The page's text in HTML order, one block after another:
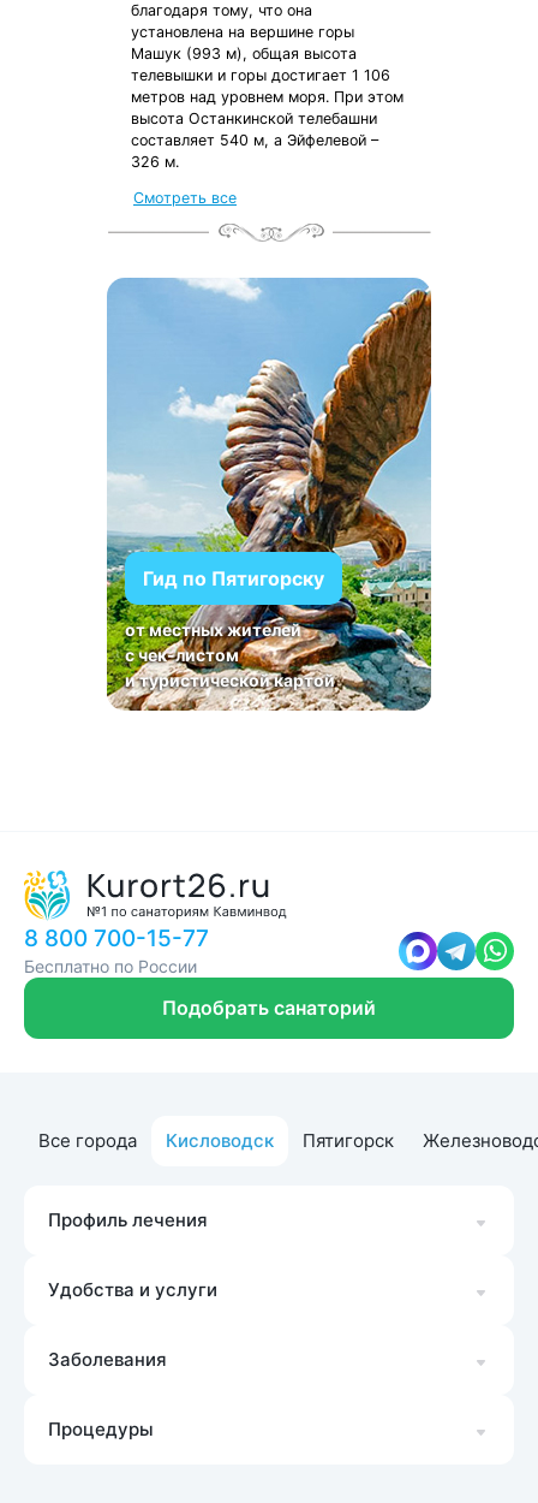
благодаря тому, что она
установлена на вершине горы
Машук (993 м), общая высота
телевышки и горы достигает 1 106
метров над уровнем моря. При этом
высота Останкинской телебашни
составляет 540 м, а Эйфелевой –
326 м.
Смотреть все
Гид по Пятигорску
от местных жителей
с чек-листом
и туристической картой
8 800 700-15-77
Бесплатно по России
Подобрать санаторий
Все города Кисловодск Пятигорск
Профиль лечения
Удобства и услуги
Заболевания
Процедуры